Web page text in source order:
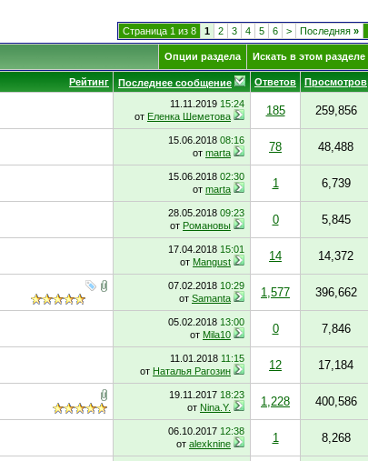
Страница 1 из 8 1 2 3 4 5 6 > Последняя »
Опции раздела Искать в этом разделе
Рейтинг Последнее сообщение Ответов Просмотров
11.11.2019 15:24
от Еленка Шеметова 185 259,856
15.06.2018 08:16
от marta 78 48,488
15.06.2018 02:30
от marta 1 6,739
28.05.2018 09:23
от Романовы 0 5,845
17.04.2018 15:01
от Mangust 14 14,372
07.02.2018 10:29
от Samanta 1,577 396,662
05.02.2018 13:00
от Mila10 0 7,846
11.01.2018 11:15
от Наталья Рагозин 12 17,184
19.11.2017 18:23
от Nina.Y. 1,228 400,586
06.10.2017 12:38
от alexknine 1 8,268